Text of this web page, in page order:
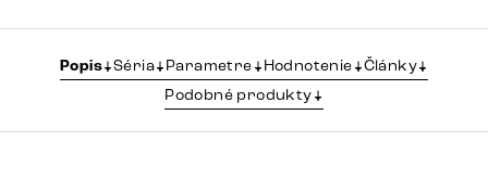
Popis Séria Parametre Hodnotenie
Články
Podobné produkty